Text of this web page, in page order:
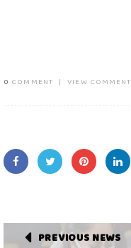
0 COMMENT | VIEW COMMENT
PREVIOUS NEWS